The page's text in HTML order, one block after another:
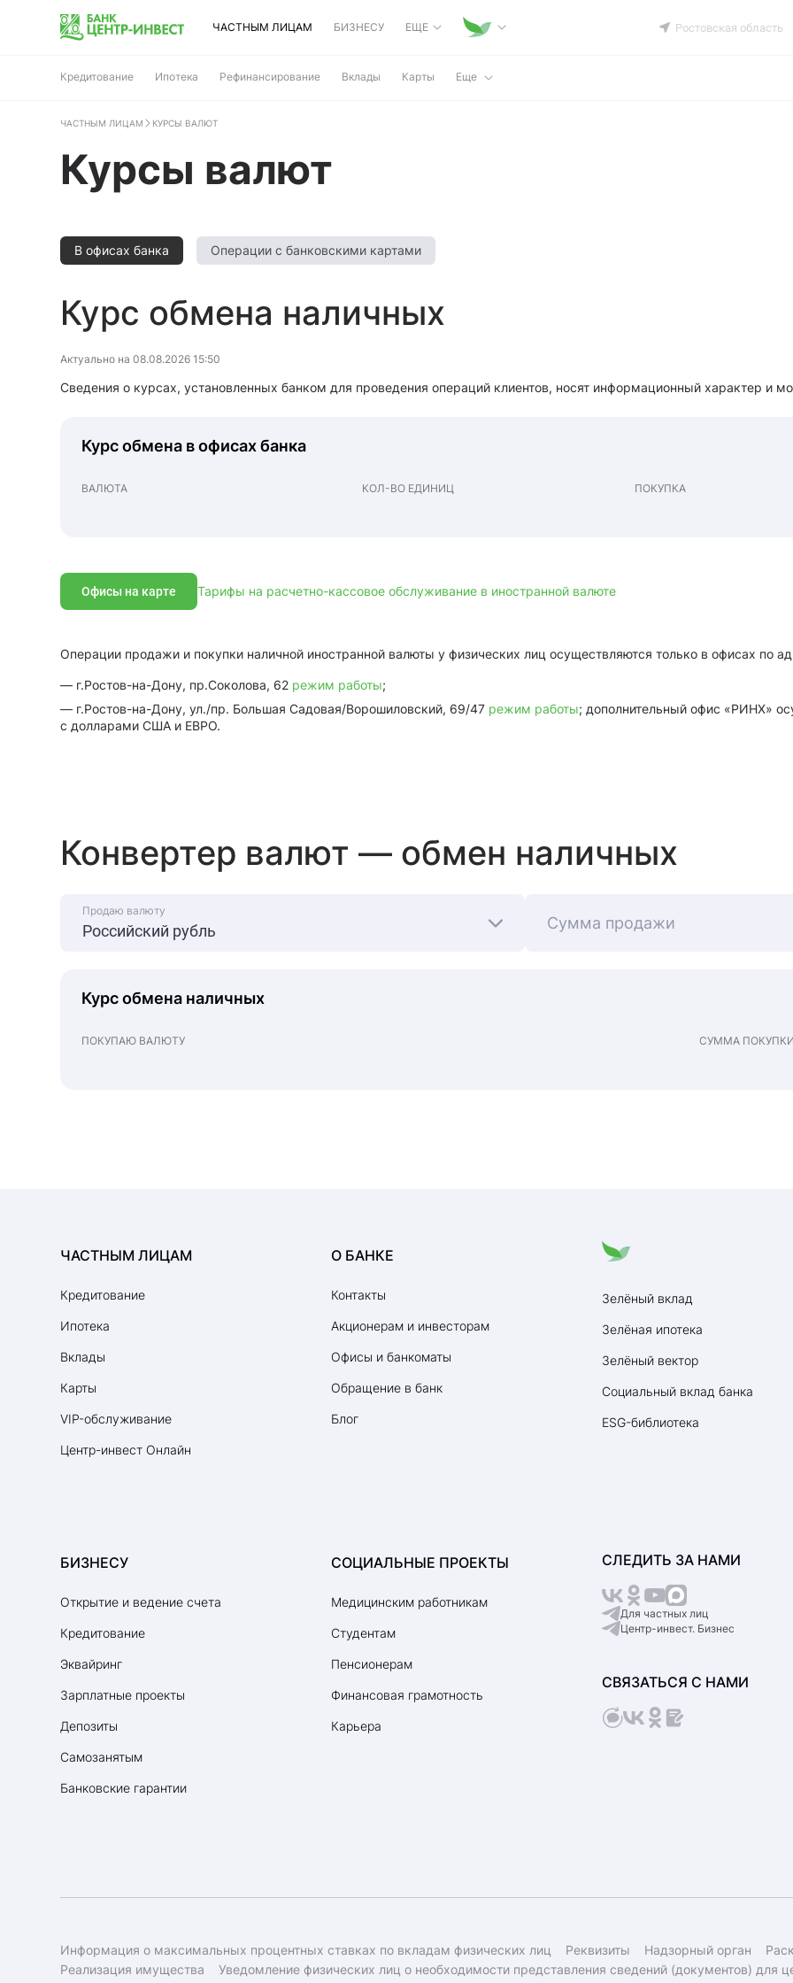
ЧАСТНЫМ ЛИЦАМ БИЗНЕСУ ЕЩЕ Ростовская область
Кредитование Ипотека Рефинансирование Вклады Карты Еще
ЧАСТНЫМ ЛИЦАМ КУРСЫ ВАЛЮТ
Курсы валют
в офисах банка операции с банковскими картами
Курс обмена наличных
Актуально на 08.08.2026 15:50
Сведения о курсах, установленных банком для проведения операций клиентов, носят информационный характер и
Курс обмена в офисах банка
ВАЛЮТА КОЛ-ВО ЕДИНИЦ ПОКУПКА
Офисы на карте Тарифы на расчетно-кассовое обслуживание в иностранной валюте
Операции продажи и покупки наличной иностранной валюты у физических лиц осуществляются только в офисах по
— г.Ростов-на-Дону, пр.Соколова, 62 режим работы;
— г.Ростов-на-Дону, ул./пр. Большая Садовая/Ворошиловский, 69/47 режим работы; дополнительный офис «РИНХ»
с долларами США и ЕВРО.
Конвертер валют — обмен наличных
Продаю валюту
Сумма продажи
Курс обмена наличных
ПОКУПАЮ ВАЛЮТУ СУММА
ЧАСТНЫМ ЛИЦАМ
Кредитование
Ипотека
Вклады
Карты
VIP-обслуживание
Центр-инвест Онлайн
БИЗНЕСУ
Открытие и ведение счета
Кредитование
Эквайринг
Зарплатные проекты
Депозиты
Самозанятым
Банковские гарантии
О БАНКЕ
Контакты
Акционерам и инвесторам
Офисы и банкоматы
Обращение в банк
Блог
СОЦИАЛЬНЫЕ ПРОЕКТЫ
Медицинским работникам
Студентам
Пенсионерам
Финансовая грамотность
Карьера
Зелёный вклад
Зелёная ипотека
Зелёный вектор
Социальный вклад банка
ESG-библиотека
СЛЕДИТЬ ЗА НАМИ
Для частных лиц
Центр-инвест. Бизнес
СВЯЗАТЬСЯ С НАМИ
Информация о максимальных процентных ставках по вкладам физических лиц Реквизиты Надзорный орган
Реализация имущества
Уведомление физических лиц о необходимости представления сведений (документов) для